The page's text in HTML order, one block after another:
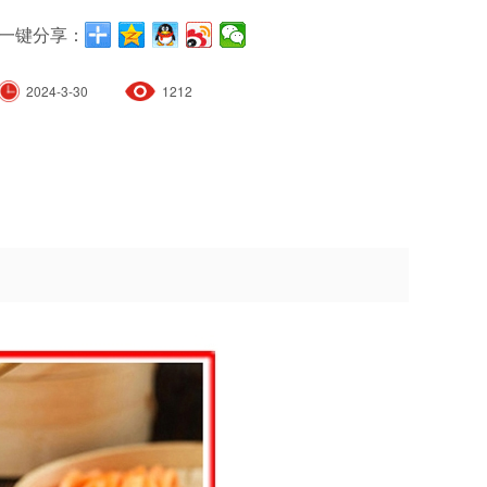
键分享：
2024-3-30 1212